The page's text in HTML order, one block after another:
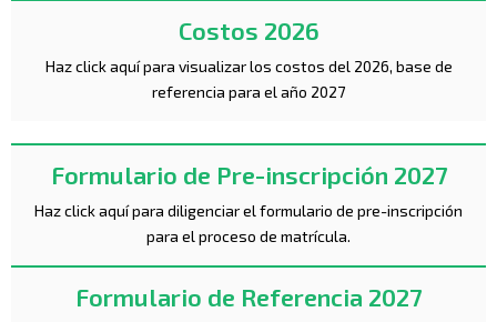
Costos 2026
Haz click aquí para visualizar los costos del 2026, base de
referencia para el año 2027
Formulario de Pre-inscripción 2027
Haz click aquí para diligenciar el formulario de pre-inscripción
para el proceso de matrícula.
Formulario de Referencia 2027